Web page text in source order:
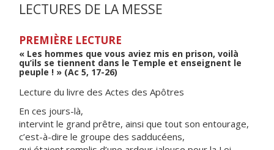
LECTURES DE LA MESSE
PREMIÈRE LECTURE
« Les hommes que vous aviez mis en prison, voilà
qu’ils se tiennent dans le Temple et enseignent le
peuple ! » (Ac 5, 17-26)
Lecture du livre des Actes des Apôtres
En ces jours-là,
intervint le grand prêtre, ainsi que tout son entourage,
c’est-à-dire le groupe des sadducéens,